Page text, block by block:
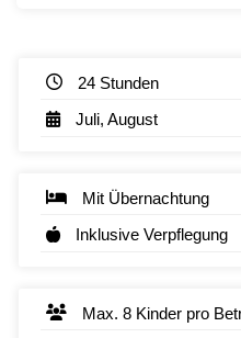
24 Stunden
Juli, August
Mit Übernachtung
Inklusive Verpflegung
Max. 8 Kinder pro